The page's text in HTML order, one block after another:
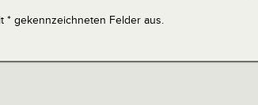
* gekennzeichneten Felder aus.